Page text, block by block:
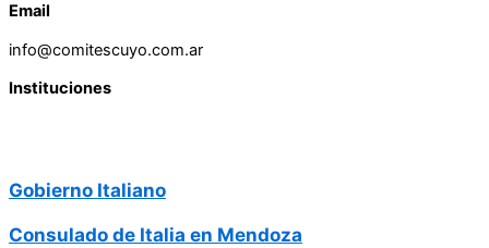
Email
info@comitescuyo.com.ar
Instituciones
Gobierno Italiano
Consulado de Italia en Mendoza